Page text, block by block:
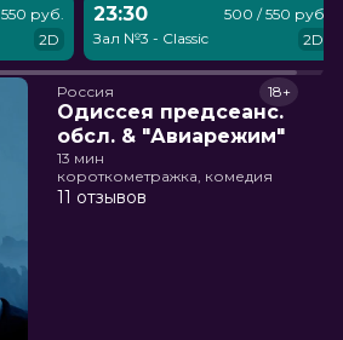
550 руб.
2D
23:30
Зал №3 - Classic
500 / 550 руб.
2D
Россия
Одиссея предсеанс.
обсл. & "Авиарежим"
18+
13 мин
короткометражка, комедия
11 отзывов